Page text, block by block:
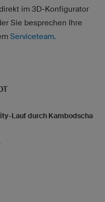
im 3D-Konfigurator
Sie besprechen Ihre
Serviceteam.
Lauf durch Kambodscha